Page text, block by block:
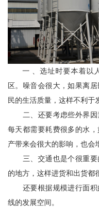
一 、选址时要本着以人
区。噪音会很大，如果离
民的生活质量，这样不利于
二、还要考虑些外界因
每天都需要耗费很多的水
产带来会很大的影响，也会
三、交通也是个很重要
的地方，这样进货和出货都
还要根据规模进行面积
线的发展空间。